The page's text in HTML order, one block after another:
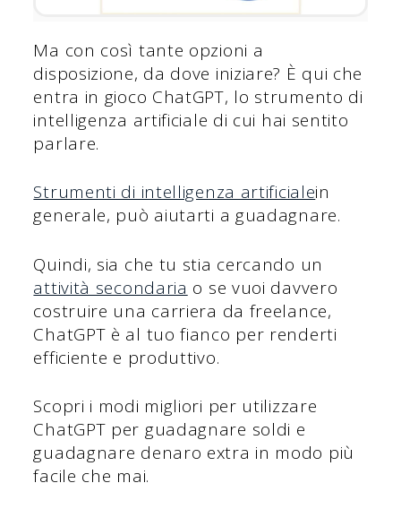
Ma con così tante opzioni a
disposizione, da dove iniziare? È qui che
entra in gioco ChatGPT, lo strumento di
intelligenza artificiale di cui hai sentito
parlare.
Strumenti di intelligenza artificialein
generale, può aiutarti a guadagnare.
Quindi, sia che tu stia cercando un
attività secondaria o se vuoi davvero
costruire una carriera da freelance,
ChatGPT è al tuo fianco per renderti
efficiente e produttivo.
Scopri i modi migliori per utilizzare
ChatGPT per guadagnare soldi e
guadagnare denaro extra in modo più
facile che mai.